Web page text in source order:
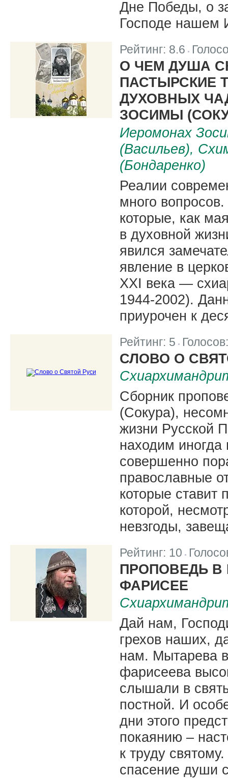
Дне Победы, о
Господе нашем
Рейтинг: 8.6
О ЧЕМ ДУША
ПАСТЫРСКИЕ
ДУХОВНЫХ
ЗОСИМЫ
Иеромонах
(Васильев),
(Бондаренко)
Реалии
много
которые, как
в духовной
явился
явление в
XXI века —
1944-2002).
приурочен к
Рейтинг: 5 |
СЛОВО О
Сборник
(Сокура),
жизни Русской
находим
совершенно
православные
которые ставит
которой,
невзгоды,
Рейтинг: 10 |
ПРОПОВЕДЬ
ФАРИСЕЕ
Дай нам,
грехов наших,
нам. Мытарева
фарисеева
слышали в
постной. И
дни этого
покаянию –
к труду
спасение души